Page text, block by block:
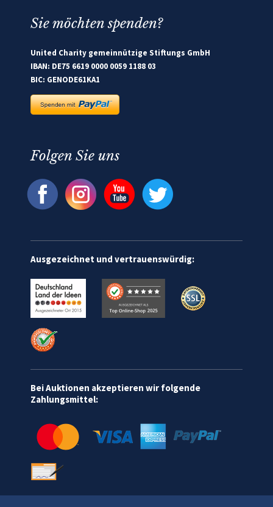
Sie möchten spenden?
United Charity gemeinnützige Stiftungs GmbH
IBAN: DE75 6619 0000 0059 1188 03
BIC: GENODE61KA1
Folgen Sie uns
Ausgezeichnet und vertrauenswürdig:
Bei Auktionen akzeptieren wir folgende
Zahlungsmittel: